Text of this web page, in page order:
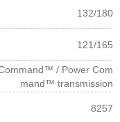
132/180
121/165
/ Power Com
mand™ transmission
8257